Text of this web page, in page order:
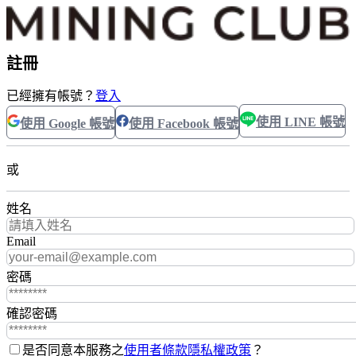
註冊
已經擁有帳號？ 登入
使用 Google 帳號 使用 Facebook 帳號 使用 LINE 帳號
或
姓名
Email
密碼
確認密碼
是否同意本服務之使用者條款隱私權政策 ？